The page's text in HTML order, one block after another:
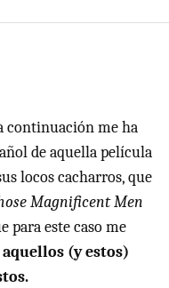
continuación me ha
de aquella película
locos cacharros, que
Magnificent Men
para este caso me
aquellos (y estos)